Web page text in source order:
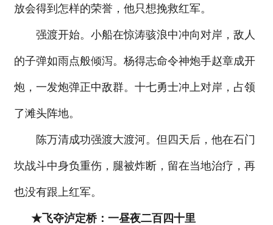
放会得到怎样的荣誉，他只想挽救红军。
强渡开始。小船在惊涛骇浪中冲向对岸，敌人
的子弹如雨点般倾泻。杨得志命令神炮手赵章成开
炮，一发炮弹正中敌群。十七勇士冲上对岸，占领
了滩头阵地。
陈万清成功强渡大渡河。但四天后，他在石门
坎战斗中身负重伤，腿被炸断，留在当地治疗，再
也没有跟上红军。
★飞夺泸定桥：一昼夜二百四十里